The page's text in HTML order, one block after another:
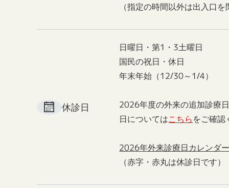
（指定の時間以外は出入口を
休診日
日曜日・第1・3土曜日
国民の祝日・休日
年末年始（12/30～1/4）
2026年度の外来の追加診療
日についてはこちらをご確認
2026年外来診療日カレンダ
（赤字・赤丸は休診日です）